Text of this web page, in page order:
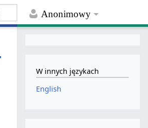
Anonimowy
W innych językach
English